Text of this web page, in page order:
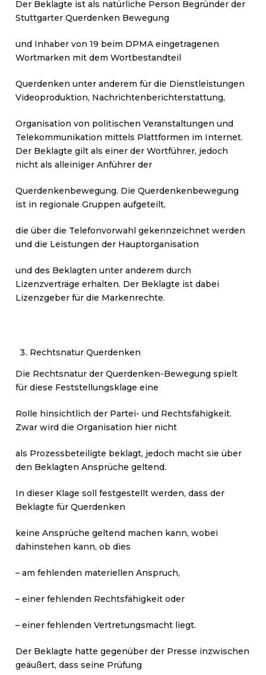
Der Beklagte ist als natürliche Person Begründer der
Stuttgarter Querdenken Bewegung
und Inhaber von 19 beim DPMA eingetragenen
Wortmarken mit dem Wortbestandteil
Querdenken unter anderem für die Dienstleistungen
Videoproduktion, Nachrichtenberichterstattung,
Organisation von politischen Veranstaltungen und
Telekommunikation mittels Plattformen im Internet.
Der Beklagte gilt als einer der Wortführer, jedoch
nicht als alleiniger Anführer der
Querdenkenbewegung. Die Querdenkenbewegung
ist in regionale Gruppen aufgeteilt,
die über die Telefonvorwahl gekennzeichnet werden
und die Leistungen der Hauptorganisation
und des Beklagten unter anderem durch
Lizenzverträge erhalten. Der Beklagte ist dabei
Lizenzgeber für die Markenrechte.
Rechtsnatur Querdenken
Die Rechtsnatur der Querdenken-Bewegung spielt
für diese Feststellungsklage eine
Rolle hinsichtlich der Partei- und Rechtsfähigkeit.
Zwar wird die Organisation hier nicht
als Prozessbeteiligte beklagt, jedoch macht sie über
den Beklagten Ansprüche geltend.
In dieser Klage soll festgestellt werden, dass der
Beklagte für Querdenken
keine Ansprüche geltend machen kann, wobei
dahinstehen kann, ob dies
– am fehlenden materiellen Anspruch,
– einer fehlenden Rechtsfähigkeit oder
– einer fehlenden Vertretungsmacht liegt.
Der Beklagte hatte gegenüber der Presse inzwischen
geäußert, dass seine Prüfung